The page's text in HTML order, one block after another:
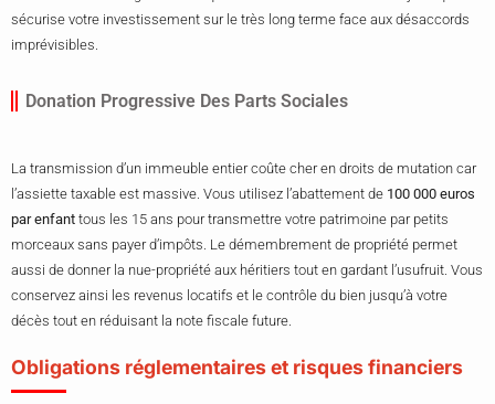
sécurise votre investissement sur le très long terme face aux désaccords
imprévisibles.
Donation Progressive Des Parts Sociales
La transmission d’un immeuble entier coûte cher en droits de mutation car
l’assiette taxable est massive. Vous utilisez l’abattement de 100 000 euros
par enfant tous les 15 ans pour transmettre votre patrimoine par petits
morceaux sans payer d’impôts. Le démembrement de propriété permet
aussi de donner la nue-propriété aux héritiers tout en gardant l’usufruit. Vous
conservez ainsi les revenus locatifs et le contrôle du bien jusqu’à votre
décès tout en réduisant la note fiscale future.
Obligations réglementaires et risques financiers